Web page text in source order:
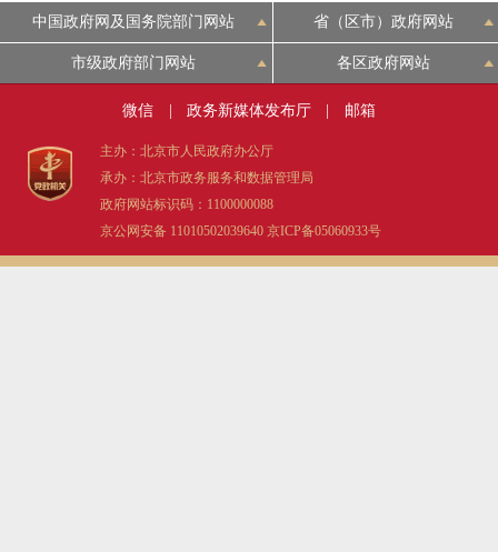
中国政府网及国务院部门网站 省（区市）政府网站
市级政府部门网站 各区政府网站
微信 政务新媒体发布厅 邮箱
主办：北京市人民政府办公厅
承办：北京市政务服务和数据管理局
政府网站标识码：1100000088
京公网安备 11010502039640 京ICP备05060933号